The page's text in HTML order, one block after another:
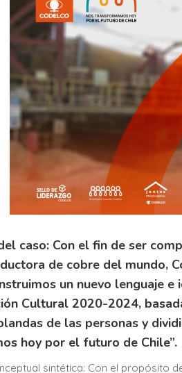
caso: Con el fin de ser
de cobre del mundo,
un nuevo lenguaje
Cultural 2020-2024,
de las personas y
hoy por el futuro de Chile”.
sintética: Con el propósito